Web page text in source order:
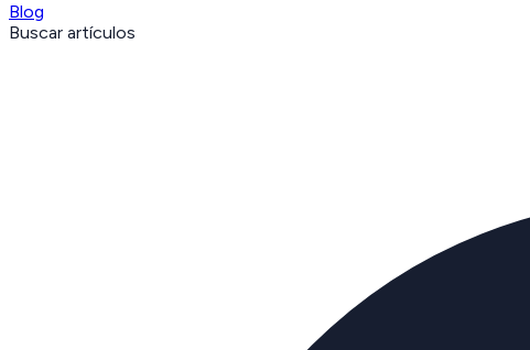
Blog
Buscar artículos